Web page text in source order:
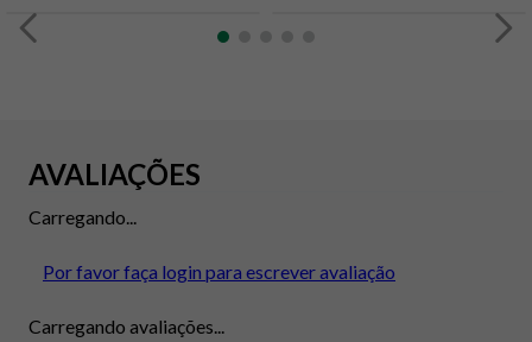
AVALIAÇÕES
Carregando...
Por favor faça login para escrever avaliação
Carregando avaliações...